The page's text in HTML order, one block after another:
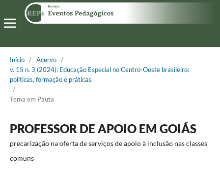
Início / Acervo /
v. 15 n. 3 (2024): Educação Especial no Centro-Oeste brasileiro:
políticas, formação e práticas
/
Tema em Pauta
PROFESSOR DE APOIO EM GOIÁS
precarização na oferta de serviços de apoio à inclusão nas classes
comuns